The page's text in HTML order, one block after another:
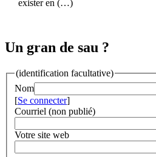
exister en (…)
Un gran de sau ?
(identification facultative)
Nom
[Se connecter]
Courriel (non publié)
Votre site web